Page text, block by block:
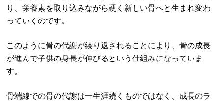
り、栄養素を取り込みながら硬く新しい骨へと生まれ変わ
っていくのです。
このように骨の代謝が繰り返されることにより、骨の成長
が進んで子供の身長が伸びるという仕組みになっていま
す。
骨端線での骨の代謝は一生涯続くものではなく、成長のラ